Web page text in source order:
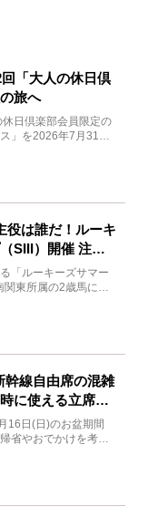
「大人の休日倶
旅へ
日倶楽部会員限定の
」を2026年7月31日
役は誰だ！ルーキ
SIII）開催 注目
ック
「ルーキーズサマー
東所属の2歳馬によ
幹線自由席の混雑
に使える立席特
16日(日)のお盆期間
省やおでかけを考え